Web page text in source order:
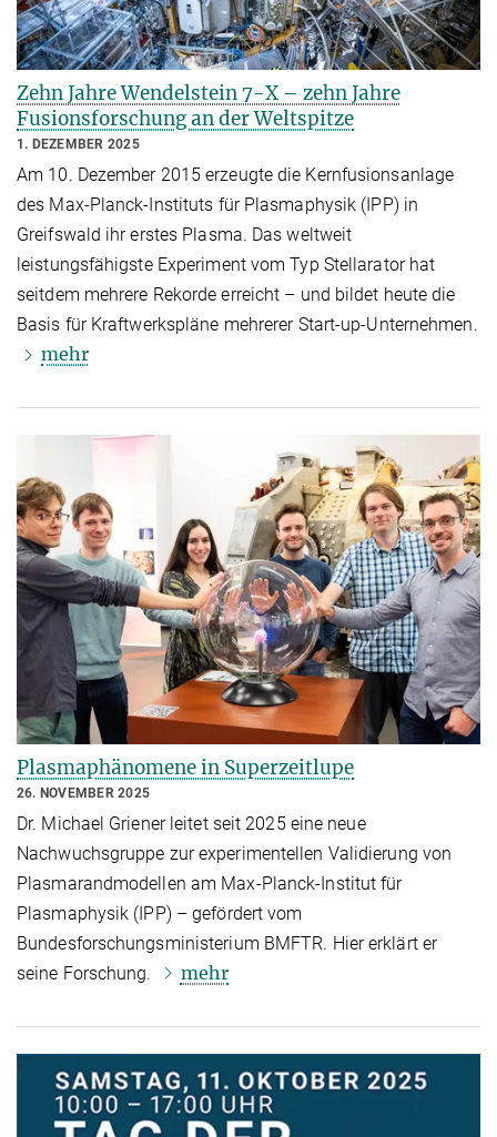
Zehn Jahre Wendelstein 7-X – zehn Jahre
Fusionsforschung an der Weltspitze
1. DEZEMBER 2025
Am 10. Dezember 2015 erzeugte die Kernfusionsanlage
des Max-Planck-Instituts für Plasmaphysik (IPP) in
Greifswald ihr erstes Plasma. Das weltweit
leistungsfähigste Experiment vom Typ Stellarator hat
seitdem mehrere Rekorde erreicht – und bildet heute die
Basis für Kraftwerkspläne mehrerer Start-up-Unternehmen.
mehr
Plasmaphänomene in Superzeitlupe
26. NOVEMBER 2025
Dr. Michael Griener leitet seit 2025 eine neue
Nachwuchsgruppe zur experimentellen Validierung von
Plasmarandmodellen am Max-Planck-Institut für
Plasmaphysik (IPP) – gefördert vom
Bundesforschungsministerium BMFTR. Hier erklärt er
seine Forschung.
mehr